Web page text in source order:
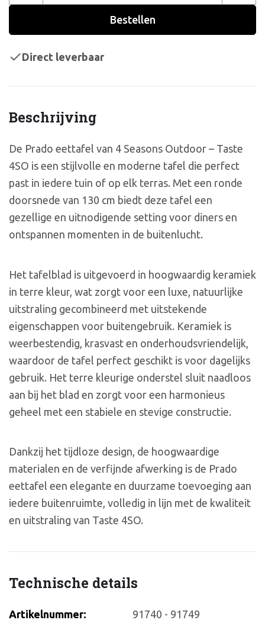
Beschrijving
De Prado eettafel van 4 Seasons Outdoor – Taste
4SO is een stijlvolle en moderne tafel die perfect
past in iedere tuin of op elk terras. Met een ronde
doorsnede van 130 cm biedt deze tafel een
gezellige en uitnodigende setting voor diners en
ontspannen momenten in de buitenlucht.
Het tafelblad is uitgevoerd in hoogwaardig keramiek
in terre kleur, wat zorgt voor een luxe, natuurlijke
uitstraling gecombineerd met uitstekende
eigenschappen voor buitengebruik. Keramiek is
weerbestendig, krasvast en onderhoudsvriendelijk,
waardoor de tafel perfect geschikt is voor dagelijks
gebruik. Het terre kleurige onderstel sluit naadloos
aan bij het blad en zorgt voor een harmonieus
geheel met een stabiele en stevige constructie.
Dankzij het tijdloze design, de hoogwaardige
materialen en de verfijnde afwerking is de Prado
eettafel een elegante en duurzame toevoeging aan
iedere buitenruimte, volledig in lijn met de kwaliteit
en uitstraling van Taste 4SO.
Technische details
Artikelnummer: 91740 - 91749
Bestellen
Direct leverbaar